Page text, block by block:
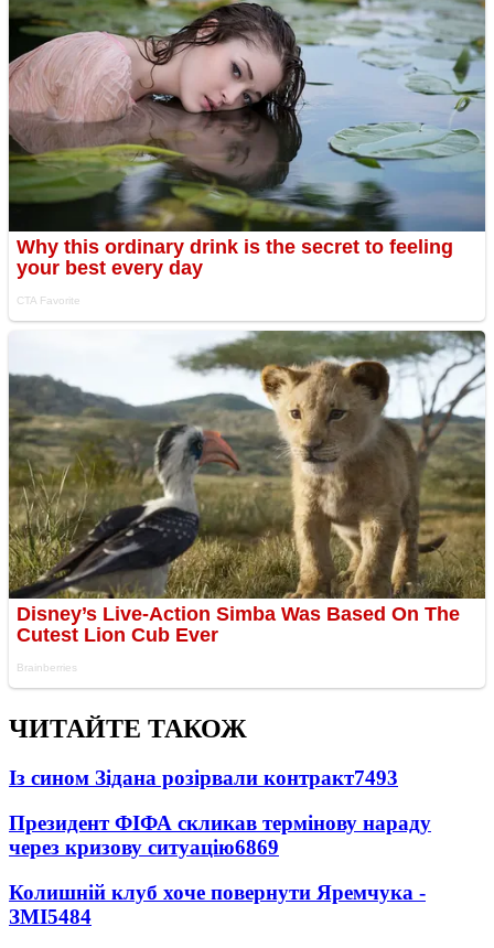
ЧИТАЙТЕ ТАКОЖ
Із сином Зідана розірвали контракт7493
Президент ФІФА скликав термінову нараду
через кризову ситуацію6869
Колишній клуб хоче повернути Яремчука -
ЗМІ5484